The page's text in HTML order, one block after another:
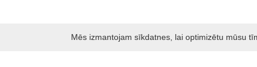
Mēs izmantojam sīkdatnes, lai optimizētu mūsu